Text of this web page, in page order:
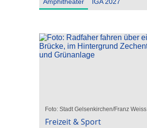
Foto: Stadt Gelsenkirchen/Franz Weiss
Freizeit & Sport